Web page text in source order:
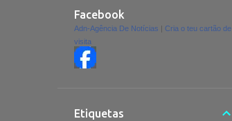
Facebook
Adn-Agência De Notícias
Cria o teu cartão de
visita
Etiquetas